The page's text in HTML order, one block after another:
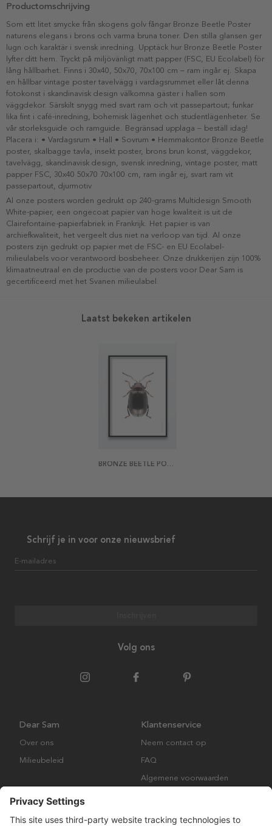
Productomschrijving
Som ett litet smycke från skogens golv fångar Bronze Beetle Poster
naturens elegans i brons och varma bruna toner. Den stilla glansen ger
lugn och karaktär i svensk inredning. Upptäck hur Bronze Beetle Poster
lyfter ditt hem. Tryckt på miljövänligt matt papper (FSC, EU Ecolabel) för
lång hållbarhet. Finns i 30x40, 50x70, 70x100 cm – ram ingår ej. Skapa
en hållbar vintage poster tavelvägg i vardagsrummet eller låt denna
fotokonst i skandinavisk design välkomna gäster i hallen som
väggdekor. Särskilt snygg med svart ram och vit passepartout; funkar
lika fint i café-inredning, bohemisk lägenhet och studentlägenheter. Se
vår storleksguide och ramguide. Begränsad upplaga – beställ idag!
Placera i: • Vardagsrum • Hall • Sovrum • Hemmakontor Bronze Beetle
poster, skalbagge tavla, insekt poster, brons brun konst, väggdekor,
tavelvägg, skandinavisk design, svensk inredning, vintage poster, matt
papper FSC, 30x40 50x70 70x100 cm, ram ingår ej, svart ram vit
passepartout, djurmotiv
Al onze posters worden gedrukt op 240-grams Multidesign Smooth
White-papier, een ongecoat papier van hoge kwaliteit is uit de
Clairefontaine-papierfabriek in Frankrijk. Het papier is van
archiefkwaliteit, het vergeelt dus niet na verloop van tijd. Al onze
posters zijn gedrukt op papier met de FSC- en EU Ecolabel-
milieulabels voor verantwoord bosbeheer. Onze drukkerijen zijn 100%
klimaatneutraal en de productie van de posters voor Dear Sam is
gecertificeerd met het Svanen milieulabel.
Laatst bekeken artikelen
BRONZE BEETLE POSTER
Schrijf je in voor onze nieuwsbrief
E-mailadres
Volg ons
Dear Sam
Over ons
Milieubeleid
Klantenservice
Neem contact op
FAQ
Algemene voorwaarden